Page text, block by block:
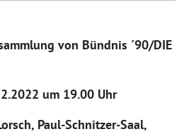
von Bündnis ´90/DIE
um 19.00 Uhr
Paul-Schnitzer-Saal,